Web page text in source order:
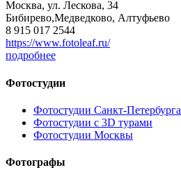
Москва, ул. Лескова, 34
Бибирево,Медведково, Алтуфьево
8 915 017 2544
https://www.fotoleaf.ru/
подробнее
Фотостудии
Фотостудии Санкт-Петербурга
Фотостудии с 3D турами
Фотостудии Москвы
Фотографы